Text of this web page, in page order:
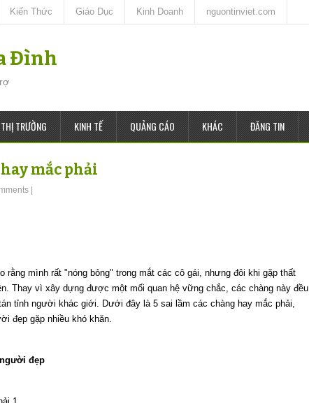
Kiến Thức Giáo Dục Kinh Doanh nguontinviet.com
Đình
THỊ TRƯỜNG KINH TẾ QUẢNG CÁO KHÁC ĐĂNG TIN
mắc phải
rằng mình rất "nóng bỏng" trong mắt các cô gái, nhưng đôi khi gặp thất
Thay vì xây dựng được một mối quan hệ vững chắc, các chàng này đều
tỉnh người khác giới. Dưới đây là 5 sai lầm các chàng hay mắc phải,
đẹp gặp nhiều khó khăn.
đẹp